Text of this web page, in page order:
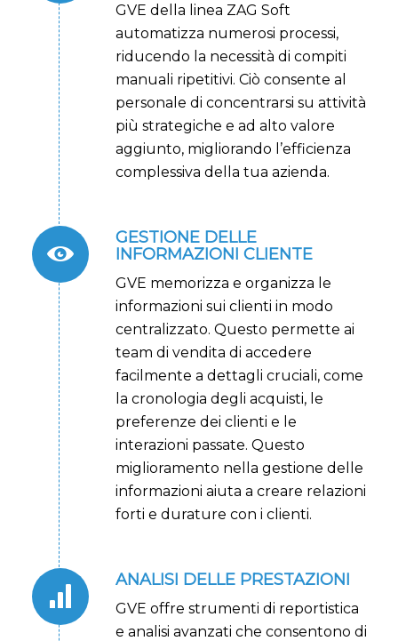
GVE della linea ZAG Soft
automatizza numerosi processi,
riducendo la necessità di compiti
manuali ripetitivi. Ciò consente al
personale di concentrarsi su attività
più strategiche e ad alto valore
aggiunto, migliorando l’efficienza
complessiva della tua azienda.
GESTIONE DELLE
INFORMAZIONI CLIENTE
GVE memorizza e organizza le
informazioni sui clienti in modo
centralizzato. Questo permette ai
team di vendita di accedere
facilmente a dettagli cruciali, come
la cronologia degli acquisti, le
preferenze dei clienti e le
interazioni passate. Questo
miglioramento nella gestione delle
informazioni aiuta a creare relazioni
forti e durature con i clienti.
ANALISI DELLE PRESTAZIONI
GVE offre strumenti di reportistica
e analisi avanzati che consentono di